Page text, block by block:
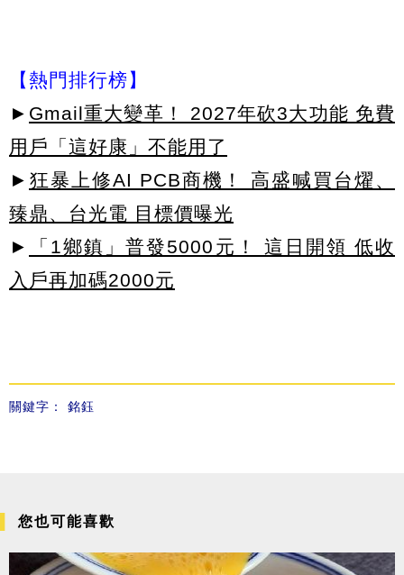
【熱門排行榜】
► Gmail重大變革！ 2027年砍3大功能 免費
用戶「這好康」不能用了
► 狂暴上修AI PCB商機！ 高盛喊買台燿、
臻鼎、台光電 目標價曝光
►
「1鄉鎮」普發5000元！ 這日開領 低收
入戶再加碼2000元
關鍵字： 銘鈺
您也可能喜歡